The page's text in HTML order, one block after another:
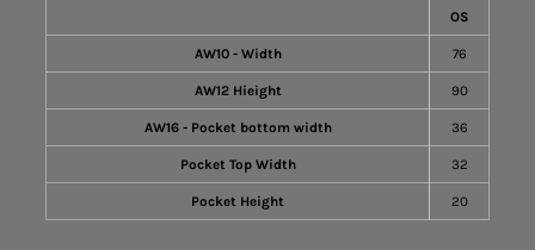
OS
AW10 - Width 76
AW12 Hieight 90
AW16 - Pocket bottom width 36
Pocket Top Width 32
Pocket Height 20